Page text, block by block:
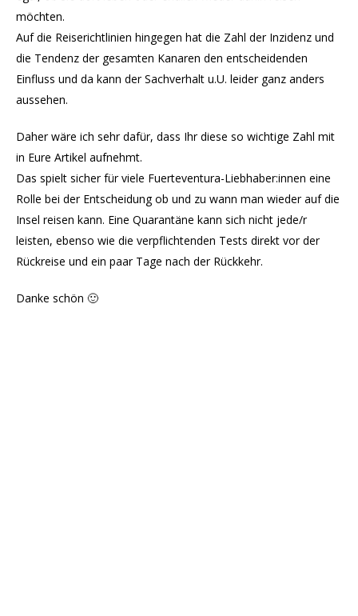
möchten.
Auf die Reiserichtlinien hingegen hat die Zahl der Inzidenz und
die Tendenz der gesamten Kanaren den entscheidenden
Einfluss und da kann der Sachverhalt u.U. leider ganz anders
aussehen.
Daher wäre ich sehr dafür, dass Ihr diese so wichtige Zahl mit
in Eure Artikel aufnehmt.
Das spielt sicher für viele Fuerteventura-Liebhaber:innen eine
Rolle bei der Entscheidung ob und zu wann man wieder auf die
Insel reisen kann. Eine Quarantäne kann sich nicht jede/r
leisten, ebenso wie die verpflichtenden Tests direkt vor der
Rückreise und ein paar Tage nach der Rückkehr.
Danke schön 🙂